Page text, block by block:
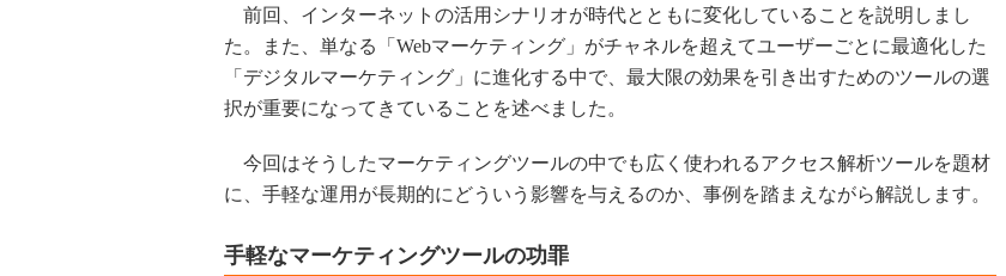
前回、インターネットの活用シナリオが時代とともに変化していることを説明しまし
た。また、単なる「Webマーケティング」がチャネルを超えてユーザーごとに最適化した
「デジタルマーケティング」に進化する中で、最大限の効果を引き出すためのツールの選
択が重要になってきていることを述べました。
今回はそうしたマーケティングツールの中でも広く使われるアクセス解析ツールを題材
に、手軽な運用が長期的にどういう影響を与えるのか、事例を踏まえながら解説します。
手軽なマーケティングツールの功罪